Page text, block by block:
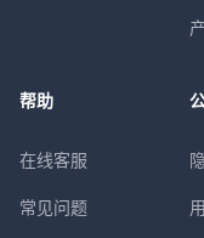
帮助
在线客服
常见问题